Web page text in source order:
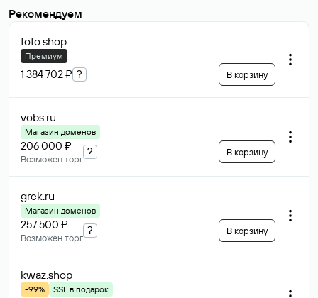
Рекомендуем
foto.shop
Премиум
1 384 702 ₽ ? В корзину
vobs.ru
Магазин доменов
206 000 ₽
Возможен торг
? В корзину
grck.ru
Магазин доменов
257 500 ₽
Возможен торг
? В корзину
kwaz.shop
-99%
SSL в подарок